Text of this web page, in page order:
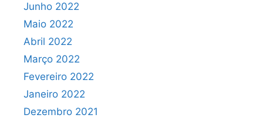
Junho 2022
Maio 2022
Abril 2022
Março 2022
Fevereiro 2022
Janeiro 2022
Dezembro 2021